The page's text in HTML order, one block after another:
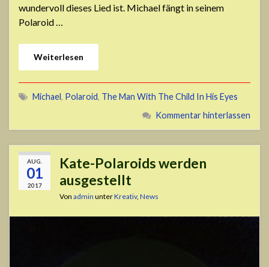
wundervoll dieses Lied ist. Michael fängt in seinem
Polaroid …
Weiterlesen
Michael, Polaroid, The Man With The Child In His Eyes
Kommentar hinterlassen
AUG.
01
2017
Kate-Polaroids werden
ausgestellt
Von admin unterKreativ, News